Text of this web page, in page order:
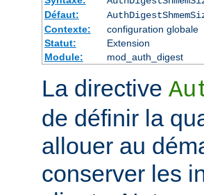
Défaut:
Contexte:
configuration globale
Statut:
Extension
Module:
mod_auth_digest
La directive
de définir la
allouer au
conserver les